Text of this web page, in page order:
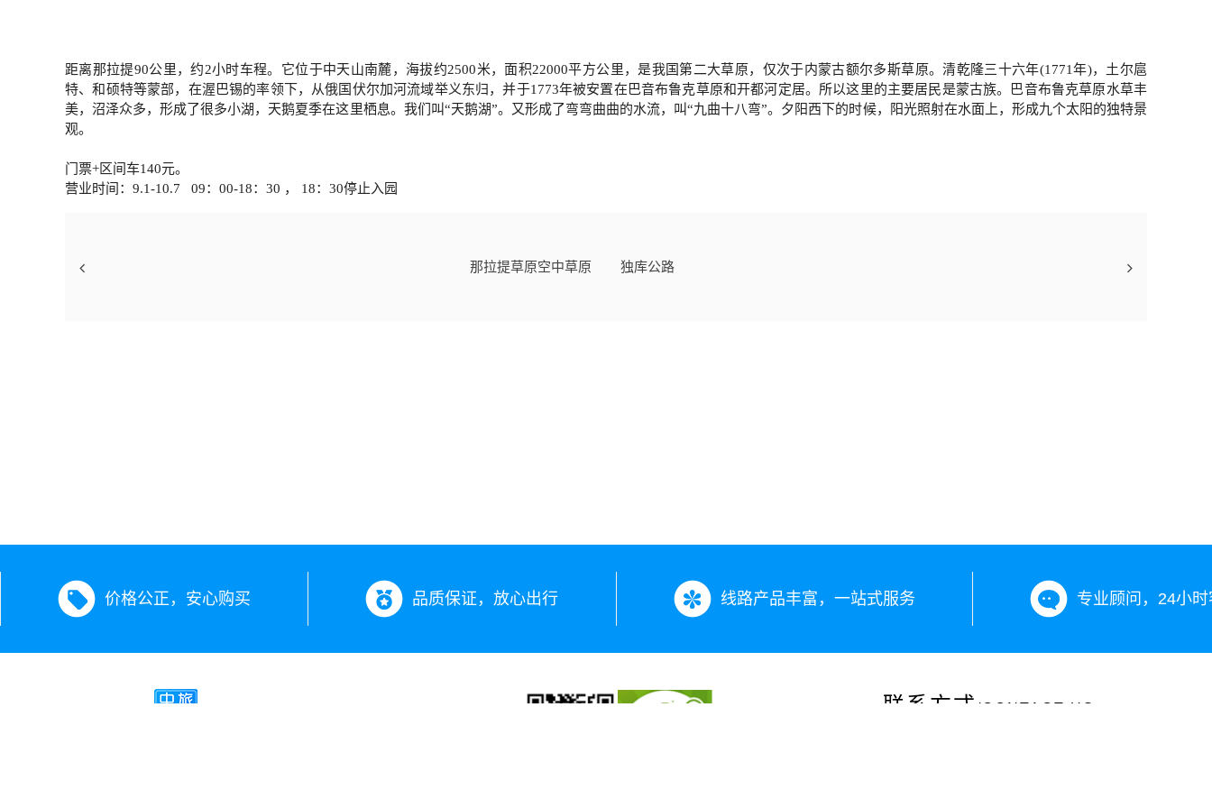
距离那拉提90公里，约2小时车程。它位于中天山南麓，海拔约2500米，面积22000平方公里，是我国第二大草原，仅次于内蒙古额尔多斯草原。清乾隆三十六年(1771年)，土尔扈
特、和硕特等蒙部，在渥巴锡的率领下，从俄国伏尔加河流域举义东归，并于1773年被安置在巴音布鲁克草原和开都河定居。所以这里的主要居民是蒙古族。
巴音布鲁克草原水草丰
美，沼泽众多，形成了很多小湖，天鹅夏季在这里栖息。我们叫“天鹅湖”。又形成了弯弯曲曲的水流，叫“九曲十八弯”。夕阳西下的时候，阳光照射在水面上，形成九个太阳的独特景
观。
门票+区间车140元。
营业时间：9.1-10.7 09：00-18：30 ， 18：30停止入园
那拉提草原空中草原 独库公路
价格公正，安心购买 品质保证，放心出行 线路产品丰富，一站式服务 专业顾问，24小时
联系方式 /CONTACT US